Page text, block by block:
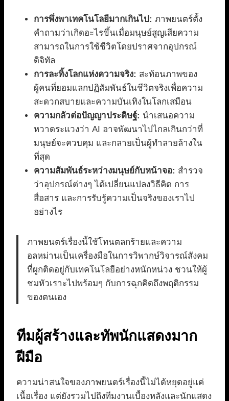
การพึ่งพาเทคโนโลยีมากเกินไป: ภาพยนตร์ตั้ง
คำถามว่าเกิดอะไรขึ้นเมื่อมนุษย์สูญเสียความ
สามารถในการใช้ชีวิตโดยปราศจากอุปกรณ์
ดิจิทัล
การละทิ้งโลกแห่งความจริง: สะท้อนภาพของ
ผู้คนที่ยอมแลกปฏิสัมพันธ์ในชีวิตจริงเพื่อความ
สะดวกสบายและความบันเทิงในโลกเสมือน
ความกลัวต่อปัญญาประดิษฐ์: นำเสนอความ
หวาดระแวงว่า AI อาจพัฒนาไปไกลเกินกว่าที่
มนุษย์จะควบคุม และกลายเป็นผู้ทำลายล้างใน
ที่สุด
ความสัมพันธ์ระหว่างมนุษย์กับหน้าจอ: สำรวจ
ว่าอุปกรณ์ต่างๆ ได้เปลี่ยนแปลงวิธีคิด การ
สื่อสาร และการรับรู้ความเป็นจริงของเราไป
อย่างไร
ภาพยนตร์เรื่องนี้ใช้โทนตลกร้ายและความ
อลหม่านเป็นเครื่องมือในการวิพากษ์วิจารณ์สังคม
ที่ผูกติดอยู่กับเทคโนโลยีอย่างหนักหน่วง ชวนให้ผู้
ชมหัวเราะไปพร้อมๆ กับการฉุกคิดถึงพฤติกรรม
ของตนเอง
ทีมผู้สร้างและทัพนักแสดงมาก
ฝีมือ
ความน่าสนใจของภาพยนตร์เรื่องนี้ไม่ได้หยุดอยู่แค่
เนื้อเรื่อง แต่ยังรวมไปถึงทีมงานเบื้องหลังและนักแสดง